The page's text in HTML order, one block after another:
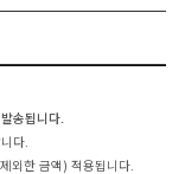
송됩니다.
다.
외한 금액) 적용됩니다.